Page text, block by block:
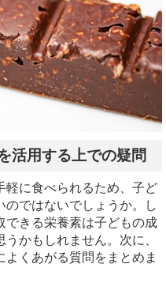
活用する上での疑問
軽に食べられるため、子ど
のではないでしょうか。し
できる栄養素は子どもの成
かもしれません。次に、
くあがる質問をまとめま